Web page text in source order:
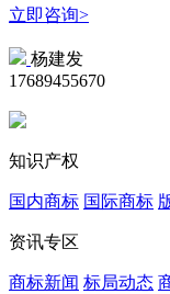
立即咨询>
杨建发
17689455670
知识产权
国内商标 国际商标
资讯专区
商标新闻 标局动态